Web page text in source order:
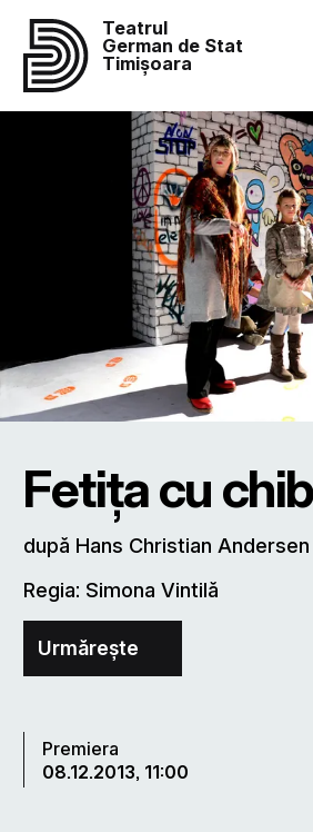
Teatrul
German de Stat
Timișoara
Fetița cu
după Hans Christian Andersen
Regia: Simona Vintilă
Urmărește
Premiera
08.12.2013, 11:00